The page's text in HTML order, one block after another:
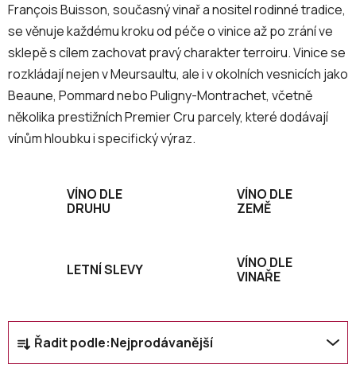
François Buisson, současný vinař a nositel rodinné tradice,
se věnuje každému kroku od péče o vinice až po zrání ve
sklepě s cílem zachovat pravý charakter terroiru. Vinice se
rozkládají nejen v Meursaultu, ale i v okolních vesnicích jako
Beaune, Pommard nebo Puligny-Montrachet, včetně
několika prestižních Premier Cru parcely, které dodávají
vínům hloubku i specifický výraz.
VÍNO DLE
DRUHU
VÍNO DLE
ZEMĚ
LETNÍ SLEVY
VÍNO DLE
VINAŘE
Ř
a Řadit podle:Nejprodávanější